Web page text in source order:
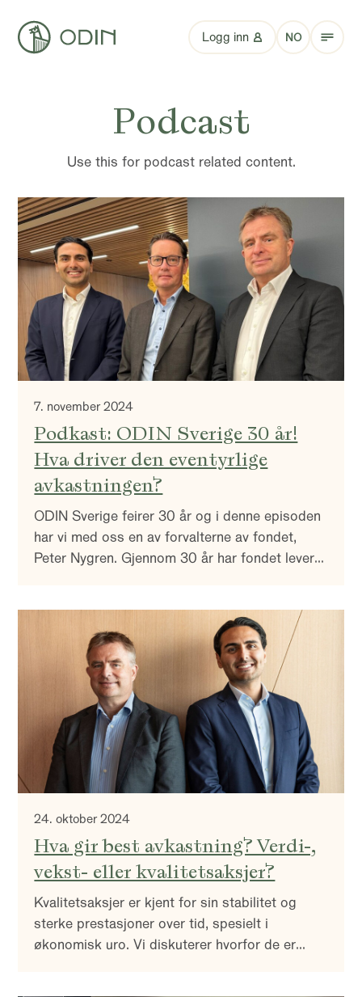
Logg inn NO
Podcast
Use this for podcast related content.
7. november 2024
Podkast: ODIN Sverige 30 år!
Hva driver den eventyrlige
avkastningen?
ODIN Sverige feirer 30 år og i denne episoden
har vi med oss en av forvalterne av fondet,
Peter Nygren. Gjennom 30 år har fondet levert
Hva ligger bak prestasjonen, og hva er det som
gjør det svenske markedet så spesielt?
24. oktober 2024
Hva gir best avkastning? Verdi-,
vekst- eller kvalitetsaksjer?
Kvalitetsaksjer er kjent for sin stabilitet og
sterke prestasjoner over tid, spesielt i
økonomisk uro. Vi diskuterer hvorfor de er